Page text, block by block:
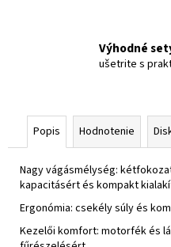
Výhodné
ušetrite s
Popis Hodnotenie
Nagy vágásmélység:
kapacitásért és kompakt
Ergonómia: csekély súly és
Kezelői komfort: motorfék és